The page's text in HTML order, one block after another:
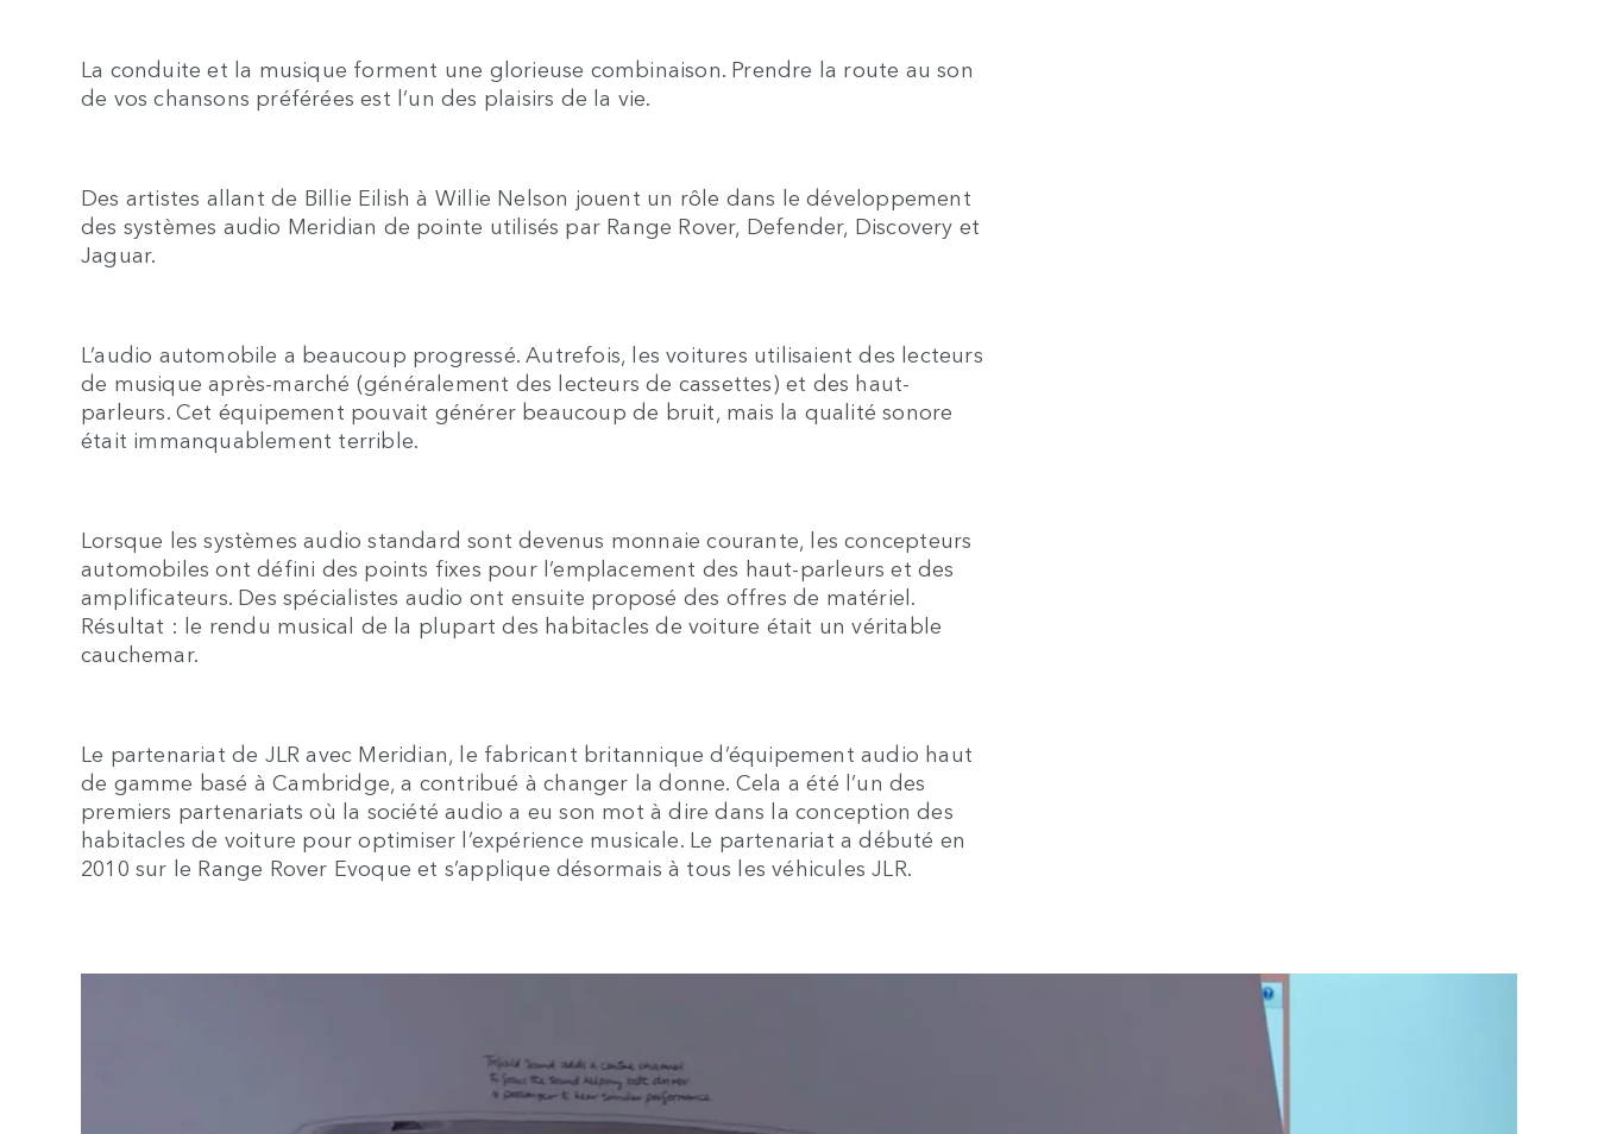
La conduite et la musique forment une glorieuse combinaison. Prendre la route au son
de vos chansons préférées est l’un des plaisirs de la vie.
Des artistes allant de Billie Eilish à Willie Nelson jouent un rôle dans le développement
des systèmes audio Meridian de pointe utilisés par Range Rover, Defender, Discovery et
Jaguar.
L’audio automobile a beaucoup progressé. Autrefois, les voitures utilisaient des lecteurs
de musique après-marché (généralement des lecteurs de cassettes) et des haut-
parleurs. Cet équipement pouvait générer beaucoup de bruit, mais la qualité sonore
était immanquablement terrible.
Lorsque les systèmes audio standard sont devenus monnaie courante, les concepteurs
automobiles ont défini des points fixes pour l’emplacement des haut-parleurs et des
amplificateurs. Des spécialistes audio ont ensuite proposé des offres de matériel.
Résultat : le rendu musical de la plupart des habitacles de voiture était un véritable
cauchemar.
Le partenariat de JLR avec Meridian, le fabricant britannique d’équipement audio haut
de gamme basé à Cambridge, a contribué à changer la donne. Cela a été l’un des
premiers partenariats où la société audio a eu son mot à dire dans la conception des
habitacles de voiture pour optimiser l’expérience musicale. Le partenariat a débuté en
2010 sur le Range Rover Evoque et s’applique désormais à tous les véhicules JLR.